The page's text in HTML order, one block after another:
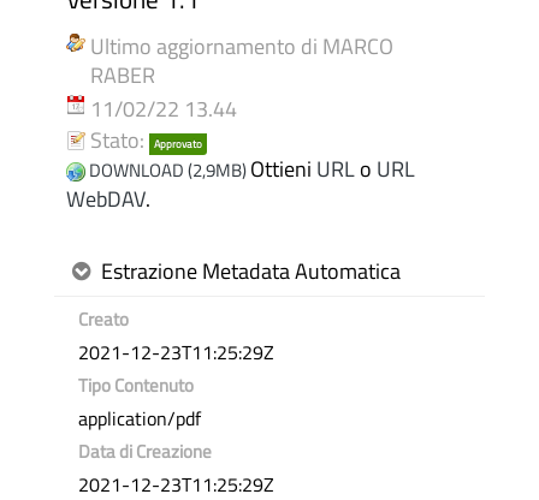
Ultimo aggiornamento di MARCO
RABER
11/02/22 13.44
Stato:
Approvato
DOWNLOAD (2,9MB)Ottieni URLo URL
WebDAV.
Estrazione Metadata Automatica
Creato
2021-12-23T11:25:29Z
Tipo Contenuto
application/pdf
Data di Creazione
2021-12-23T11:25:29Z